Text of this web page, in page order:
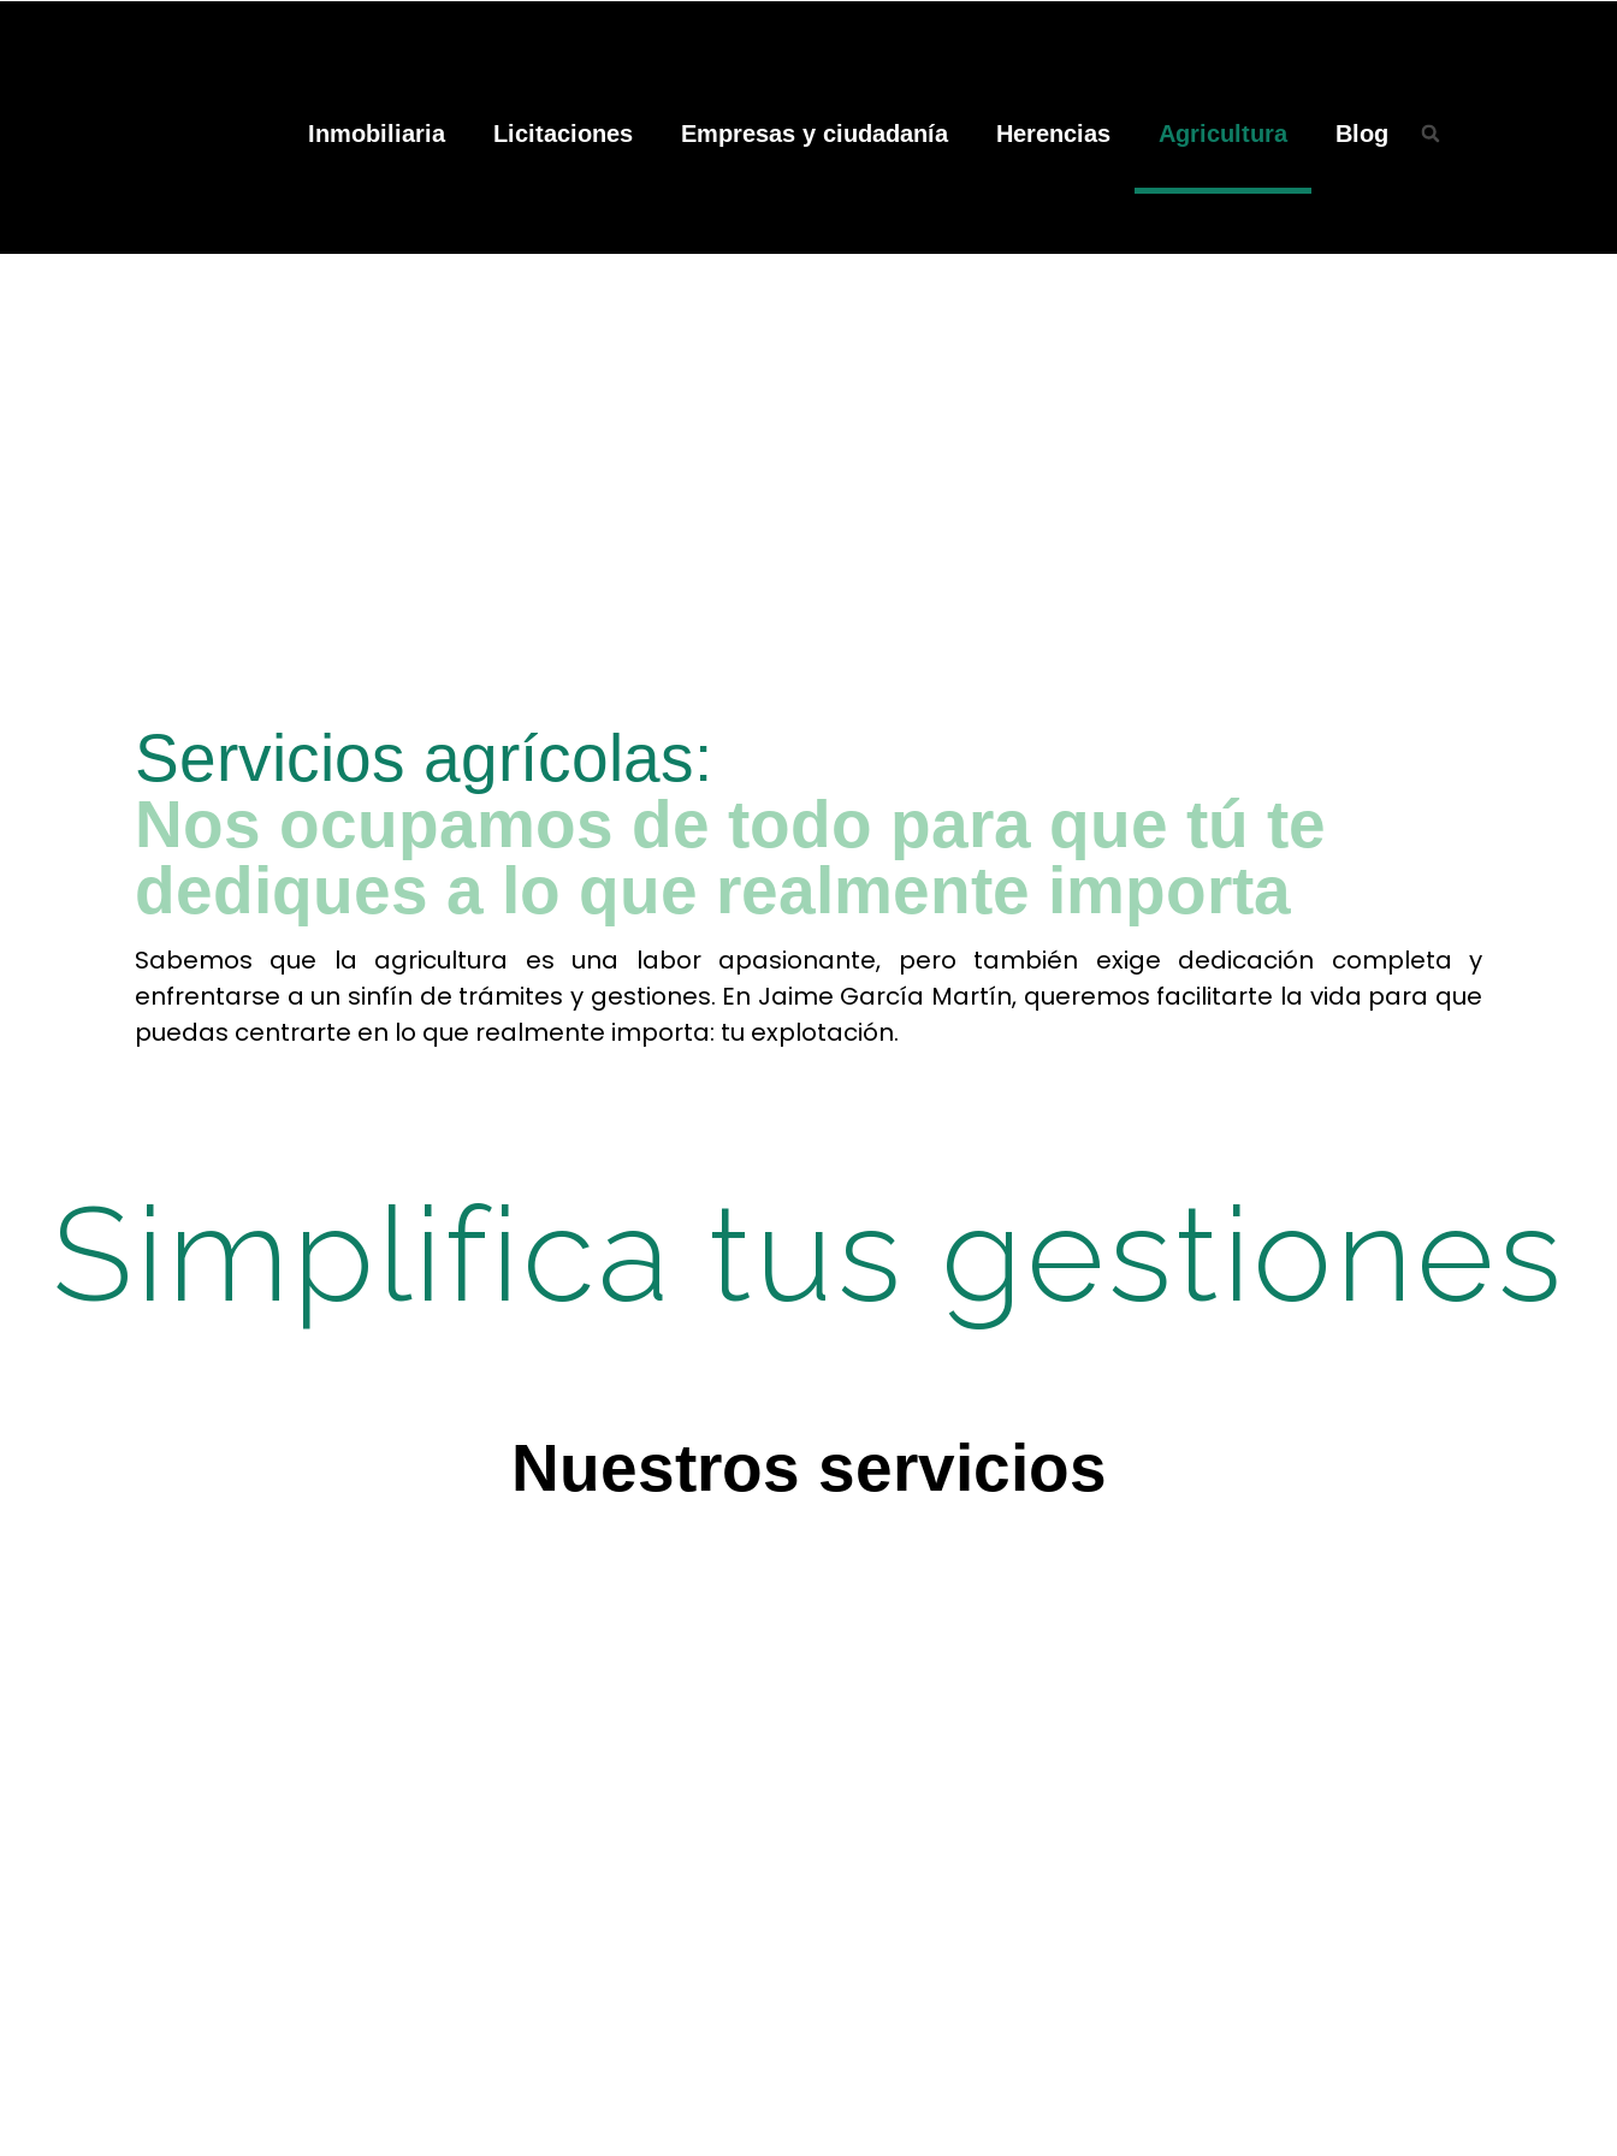
Inmobiliaria Licitaciones Empresas y ciudadanía Herencias Agricultura Blog
Servicios agrícolas:
Nos ocupamos de todo para que tú te
dediques a lo que realmente importa
Sabemos que la agricultura es una labor apasionante, pero también exige dedicación completa y
enfrentarse a un sinfín de trámites y gestiones. En Jaime García Martín, queremos facilitarte la vida para que
puedas centrarte en lo que realmente importa: tu explotación.
Simplifica tus gestiones
Nuestros servicios